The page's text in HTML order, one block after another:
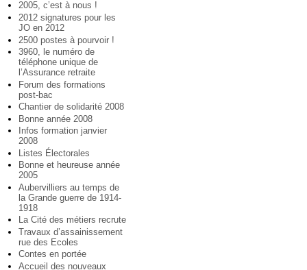
2005, c’est à nous !
2012 signatures pour les
JO en 2012
2500 postes à pourvoir !
3960, le numéro de
téléphone unique de
l’Assurance retraite
Forum des formations
post-bac
Chantier de solidarité 2008
Bonne année 2008
Infos formation janvier
2008
Listes Électorales
Bonne et heureuse année
2005
Aubervilliers au temps de
la Grande guerre de 1914-
1918
La Cité des métiers recrute
Travaux d’assainissement
rue des Ecoles
Contes en portée
Accueil des nouveaux